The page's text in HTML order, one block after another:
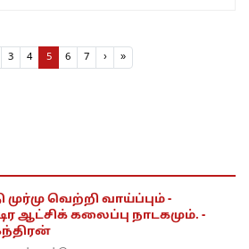
Page
3 Page
4 Current Page
5 Page
6 Page
7 › »
முர்மு வெற்றி வாய்ப்பும் -
ஆட்சிக் கலைப்பு நாடகமும். -